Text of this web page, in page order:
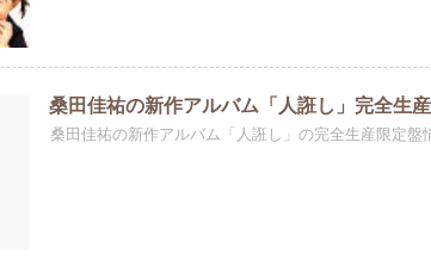
桑田佳祐の新作アルバム「人誑し」完全生
桑田佳祐の新作アルバム「人誑し」の完全生産限定盤